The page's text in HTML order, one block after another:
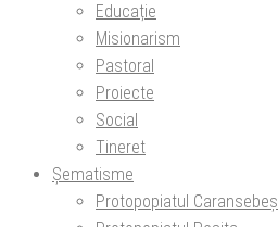
Educație
Misionarism
Pastoral
Proiecte
Social
Tineret
Șematisme
Protopopiatul Caransebeș